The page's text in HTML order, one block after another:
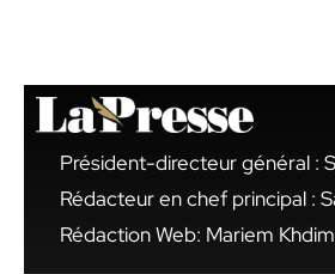
Président-directeur général :
Rédacteur en chef principal :
Rédaction Web: Mariem